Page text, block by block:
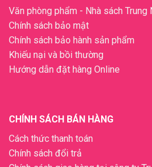
Văn phòng phẩm - Nhà sách Trung
Chính sách bảo mật
Chính sách bảo hành sản phẩm
Khiếu nại và bồi thường
Hướng dẫn đặt hàng Online
CHÍNH SÁCH BÁN HÀNG
Cách thức thanh toán
Chính sách đổi trả